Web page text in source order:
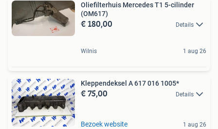
Oliefilterhuis Mercedes T1 5-cilinder
(OM617)
€ 180,00 Details
Wilnis 1 aug 26
Kleppendeksel A 617 016 1005*
€ 75,00 Details
Bezoek website 1 aug 26